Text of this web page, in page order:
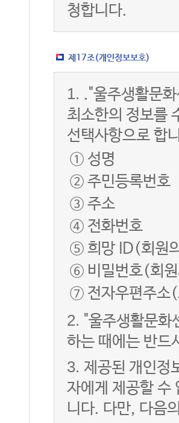
청합니다.
제17조(개인정보보호)
1. ."울주생활문
최소한의 정보를
선택사항으로 합
① 성명
② 주민등록번호
③ 주소
④ 전화번호
⑤ 희망 ID(회원
⑥ 비밀번호(회
⑦ 전자우편주소
2. "울주생활문화
하는 때에는 반드
3. 제공된 개인정
자에게 제공할 수
니다. 다만, 다음